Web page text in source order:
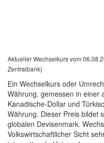
Aktueller Wechselkurs vom
Zentralbank)
Ein Wechselkurs oder
Währung, gemessen in einer
Kanadische-Dollar und
Währung. Dieser Preis bildet
globalen Devisenmark.
Volkswirtschaftlicher Sicht